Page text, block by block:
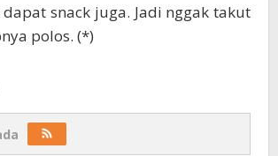
snack juga. Jadi nggak takut
polos. (*)